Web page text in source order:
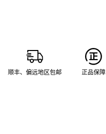
顺丰、偏远地区包邮 正品保障